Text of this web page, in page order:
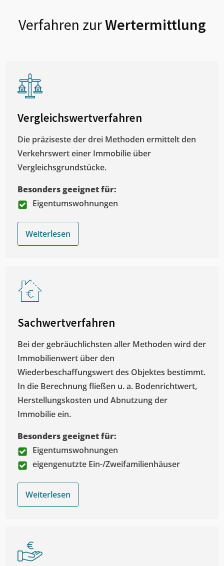
Verfahren zurWertermittlung
Vergleichswertverfahren
Die präziseste der drei Methoden ermittelt den
Verkehrswert einer Immobilie über
Vergleichsgrundstücke.
Besonders geeignet für:
Eigentumswohnungen
Weiterlesen
Sachwertverfahren
Bei der gebräuchlichsten aller Methoden wird der
Immobilienwert über den
Wiederbeschaffungswert des Objektes bestimmt.
In die Berechnung fließen u. a. Bodenrichtwert,
Herstellungskosten und Abnutzung der
Immobilie ein.
Besonders geeignet für:
Eigentumswohnungen
eigengenutzte Ein-/Zweifamilienhäuser
Weiterlesen